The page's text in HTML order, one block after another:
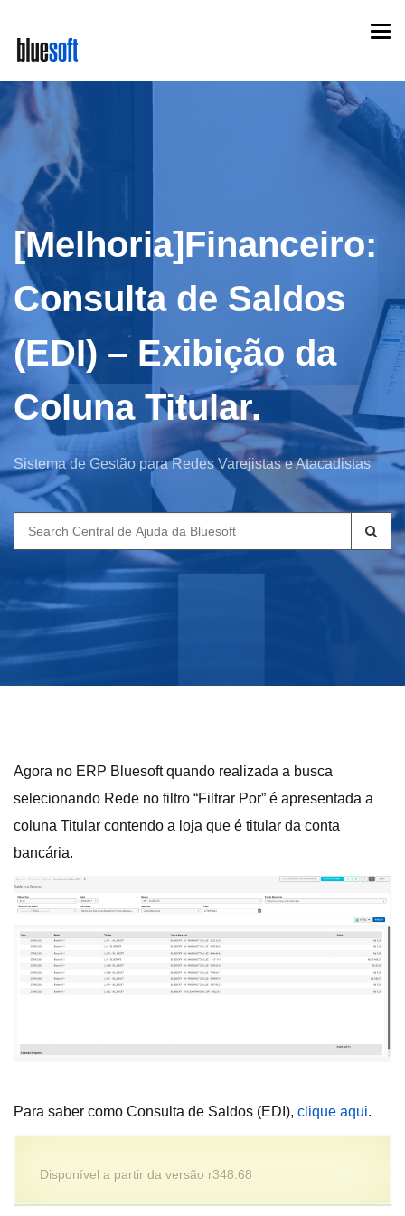
main
content
[Melhoria]Financeiro:
Consulta de Saldos
(EDI) – Exibição da
Coluna Titular.
Sistema de Gestão para Redes Varejistas e Atacadistas
Search
for:
Agora no ERP Bluesoft quando realizada a busca
selecionando Rede no filtro “Filtrar Por” é apresentada a
coluna Titular contendo a loja que é titular da conta
bancária.
Para saber como Consulta de Saldos (EDI), clique aqui.
Disponível a partir da versão r348.68